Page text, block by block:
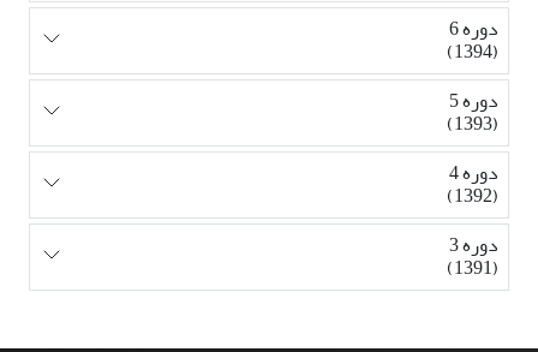
دوره 6
(1394)
دوره 5
(1393)
دوره 4
(1392)
دوره 3
(1391)